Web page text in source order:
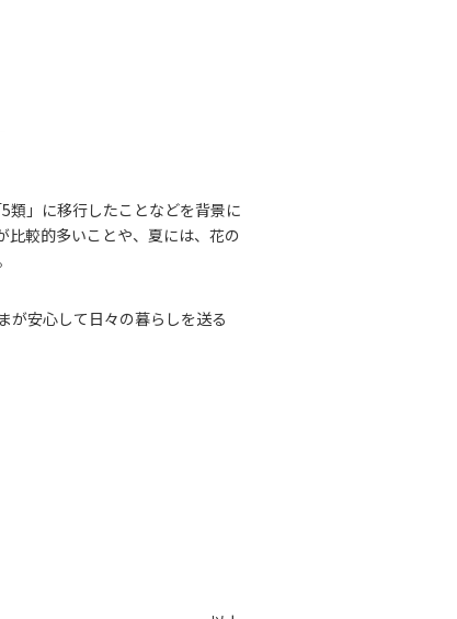
類」に移行したことなどを背景に
較的多いことや、夏には、花の
が安心して日々の暮らしを送る